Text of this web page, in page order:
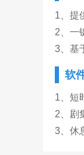
1、提
2、一
3、基
软
1、短
2、剧
3、休